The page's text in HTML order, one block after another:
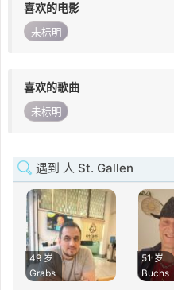
喜欢的电影
未标明
喜欢的歌曲
未标明
遇到 人 St. Gallen
49 岁
Grabs
51 岁
Buchs